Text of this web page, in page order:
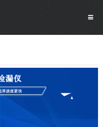
试验设备